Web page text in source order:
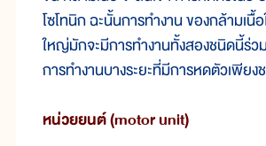
โซโทนิก ฉะนั้นการทำงาน ของกล้ามเนื้อ
ใหญ่มักจะมีการทำงานทั้งสองชนิดนี้ร่ว
การทำงานบางระยะที่มีการหดตัวเพียง
หน่วยยนต์ (motor unit)